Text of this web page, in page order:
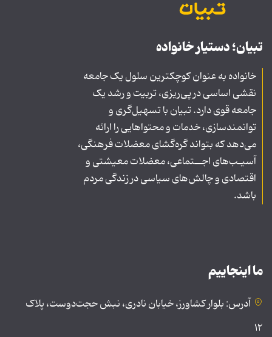
تبیان؛ دستیار خانواده
خانواده به عنوان کوچکترین سلول یک جامعه
نقشی اساسی در پی‌ریزی، تربیت و رشد یک
جامعه قوی دارد. تبیان با تسهیل‌گری و
توانمندسازی، خدمات و محتواهایی را ارائه
می‌دهد که بتواند گره‌گشای معضلات فرهنگی،
آسیـب‌های اجــتماعی، معضلات معیشتی و
اقتصادی و چالش‌های سیاسی در زندگی مردم
باشد.
ما اینجاییم
آدرس: بلوار کشاورز، خیابان نادری، نبش حجت‌دوست، پلاک
۱۲